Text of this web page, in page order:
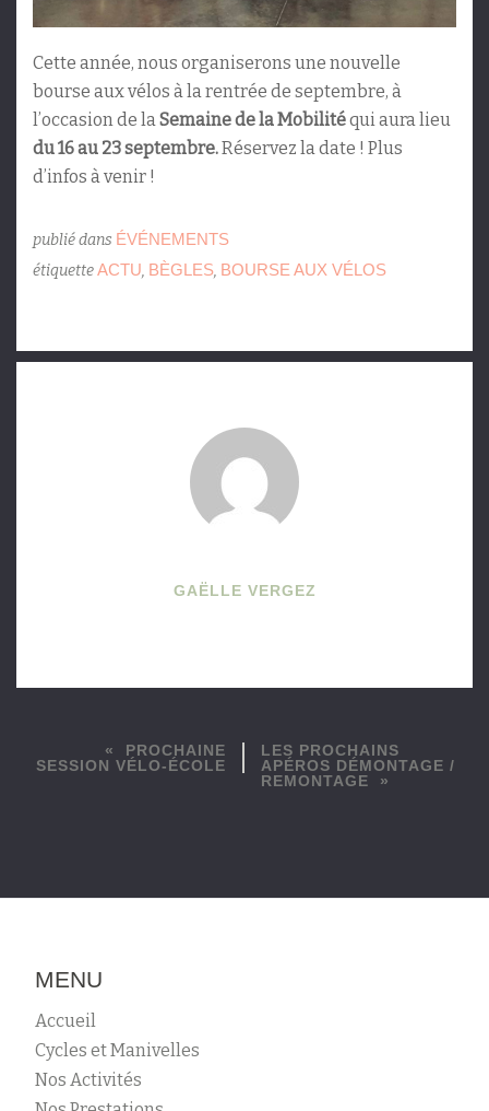
Cette année, nous organiserons une nouvelle
bourse aux vélos à la rentrée de septembre, à
l’occasion de laSemaine de la Mobilitéqui aura lieu
du 16 au 23 septembre.Réservez la date ! Plus
d’infos à venir !
publié dans ÉVÉNEMENTS
étiquetteACTU, BÈGLES, BOURSE AUX VÉLOS
GAËLLE VERGEZ
PROCHAINE
SESSION VÉLO-ÉCOLE
LES PROCHAINS
APÉROS DÉMONTAGE /
REMONTAGE
MENU
Accueil
Cycles et Manivelles
Nos Activités